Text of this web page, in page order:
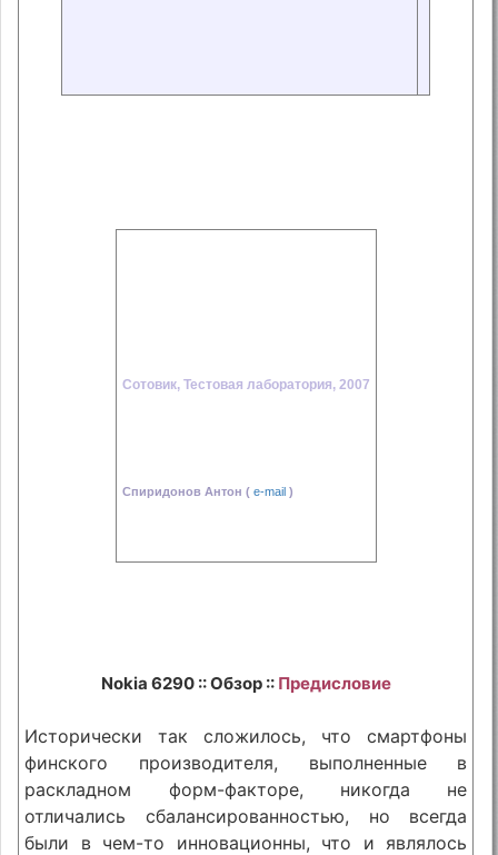
Сотовик, Тестовая лаборатория, 2007
Спиридонов Антон ( e-mail )
Nokia 6290 :: Обзор :: Предисловие
Исторически так сложилось, что смартфоны
финского производителя, выполненные в
раскладном форм-факторе, никогда не
отличались сбалансированностью, но всегда
были в чем-то инновационны, что и являлось